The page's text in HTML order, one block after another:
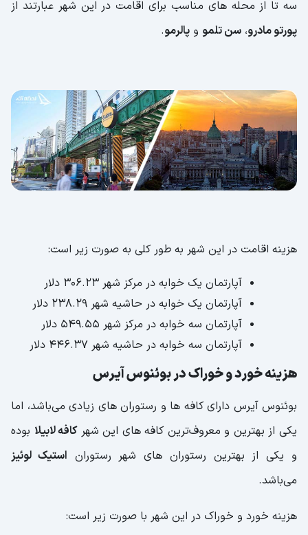
سه تا از محله های مناسب برای اقامت در این شهر عبارتند از
پورتو مادرو، سن تلمو و پالرمو.
هزینه اقامت در این شهر به طور کلی به صورت زیر است:
آپارتمان یک خوابه در مرکز شهر ۳۰۶.۲۳ دلار
آپارتمان یک خوابه در حاشیه شهر ۲۳۸.۲۹ دلار
آپارتمان سه خوابه در مرکز شهر ۵۴۹.۵۵ دلار
آپارتمان سه خوابه در حاشیه شهر ۴۴۶.۳۷ دلار
هزینه خورد و خوراک در بوئنوس آیرس
بوئنوس آیرس دارای کافه ها و رستوران های زیادی می‌باشد، اما
یکی از بهترین و معروف‌ترین کافه های این شهرکافه لابیلا بوده
و یکی از بهترین رستوران های شهر رستوران استیک لوئیز
می‌باشد.
هزینه خورد و خوراک در این شهر با صورت زیر است: